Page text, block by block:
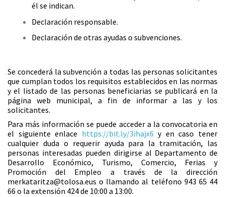
él se indican.
Declaración responsable.
Declaración de otras ayudas o subvenciones.
Se concederá la subvención a todas las personas solicitantes
que cumplan todos los requisitos establecidos en las normas
y el listado de las personas beneficiarias se publicará en la
página web municipal, a fin de informar a las y los
solicitantes.
Para más información se puede acceder a la convocatoria en
el siguiente enlace https://bit.ly/3ihajx6 y en caso tener
cualquier duda o requerir ayuda para la tramitación, las
personas interesadas pueden dirigirse al Departamento de
Desarrollo Económico, Turismo, Comercio, Ferias y
Promoción del Empleo a través de la dirección
merkataritza@tolosa.eus o llamando al teléfono 943 65 44
66 o la extensión 424 de 10:00 a 13:00.